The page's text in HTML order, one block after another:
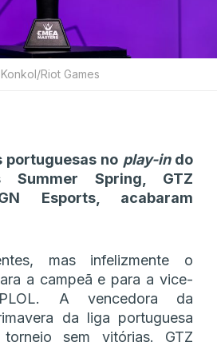
Riot Games
portuguesas no play-indo
Summer Spring, GTZ
Esports, acabaram
mas infelizmente o
a campeã e para a vice-
A vencedora da
da liga portuguesa
sem vitórias. GTZ